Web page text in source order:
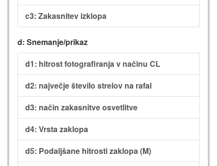
c3: Zakasnitev izklopa
d: Snemanje/prikaz
d1: hitrost fotografiranja v načinu CL
d2: največje število strelov na rafal
d3: način zakasnitve osvetlitve
d4: Vrsta zaklopa
d5: Podaljšane hitrosti zaklopa (M)